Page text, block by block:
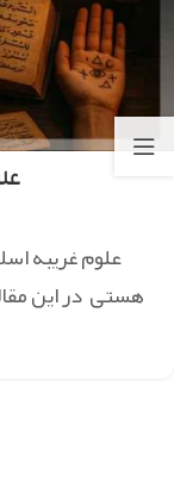
علوم غریبه
هستی در این